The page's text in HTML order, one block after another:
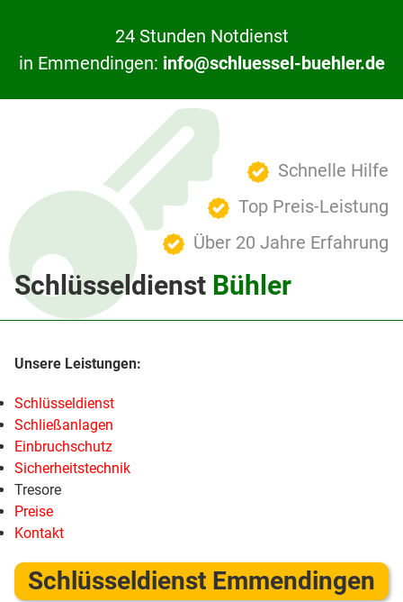
24 Stunden Notdienst
in Emmendingen: info@schluessel-buehler.de
Schnelle Hilfe
Top Preis-Leistung
Über 20 Jahre Erfahrung
Schlüsseldienst Bühler
Schlüsseldienst
Schließanlagen
Einbruchschutz
Sicherheitstechnik
Tresore
Preise
Kontakt
Schlüsseldienst Emmendingen